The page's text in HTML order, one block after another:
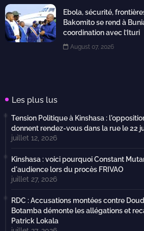
Ebola, sécurité,
Bakomito se rend à
coordination avec l’Ituri
August 07, 2026
Les plus lus
Tension Politique à Kinshasa :
donnent rendez-vous dans la rue le 22
juillet 12, 2026
Kinshasa : voici pourquoi Constant
d'audience lors du procès FRIVAO
juillet 27, 2026
RDC : Accusations montées contre
Botamba démonte les allégations et
Patrick Lokala